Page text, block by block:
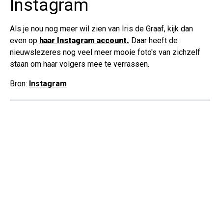
Instagram
Als je nou nog meer wil zien van Iris de Graaf, kijk dan
even op haar Instagram account. Daar heeft de
nieuwslezeres nog veel meer mooie foto's van zichzelf
staan om haar volgers mee te verrassen.
Bron: Instagram